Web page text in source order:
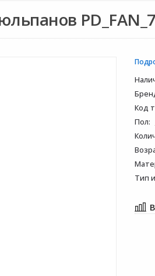
Код
Пол:
Тип